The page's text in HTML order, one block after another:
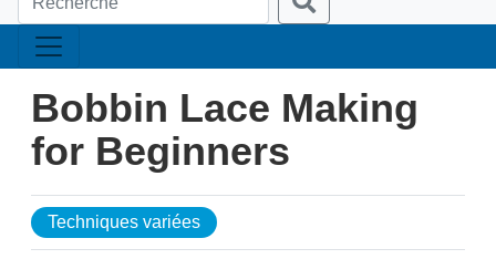
Bobbin Lace Making
for Beginners
Techniques variées